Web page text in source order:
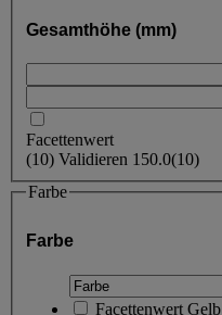
Gesamthöhe (mm)
Facettenwert
(10) Validieren 150.0(10)
Farbe
Farbe
Facettenwert Gelb